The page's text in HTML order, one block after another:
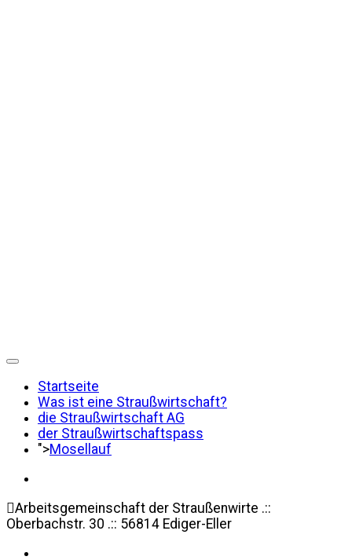
Startseite
Was ist eine Straußwirtschaft?
die Straußwirtschaft AG
der Straußwirtschaftspass
">Mosellauf
Arbeitsgemeinschaft der Straußenwirte .::
Oberbachstr. 30 .:: 56814 Ediger-Eller